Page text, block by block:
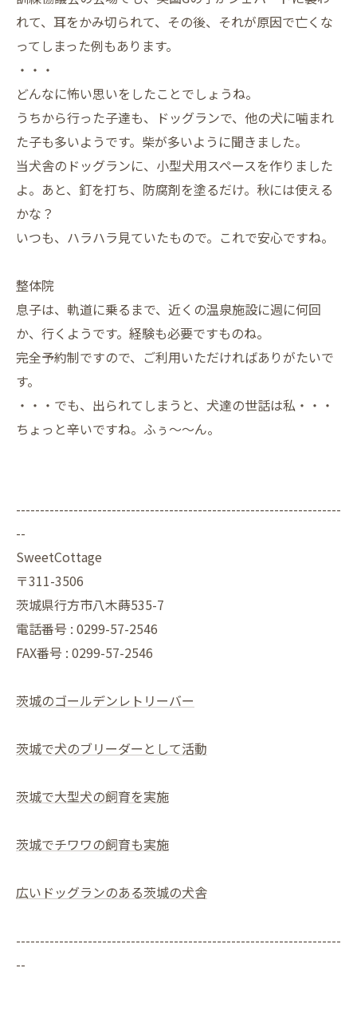
れて、耳をかみ切られて、その後、それが原因で亡くな
ってしまった例もあります。
・・・
どんなに怖い思いをしたことでしょうね。
うちから行った子達も、ドッグランで、他の犬に噛まれ
た子も多いようです。柴が多いように聞きました。
当犬舎のドッグランに、小型犬用スペースを作りました
よ。あと、釘を打ち、防腐剤を塗るだけ。秋には使える
かな？
いつも、ハラハラ見ていたもので。これで安心ですね。
整体院
息子は、軌道に乗るまで、近くの温泉施設に週に何回
か、行くようです。経験も必要ですものね。
完全予約制ですので、ご利用いただければありがたいで
す。
・・・でも、出られてしまうと、犬達の世話は私・・・
ちょっと辛いですね。ふぅ～～ん。
--------------------------------------------------------------------
--
SweetCottage
〒311-3506
茨城県行方市八木蒔535-7
電話番号 : 0299-57-2546
FAX番号 : 0299-57-2546
茨城のゴールデンレトリーバー
茨城で犬のブリーダーとして活動
茨城で大型犬の飼育を実施
茨城でチワワの飼育も実施
広いドッグランのある茨城の犬舎
--------------------------------------------------------------------
--